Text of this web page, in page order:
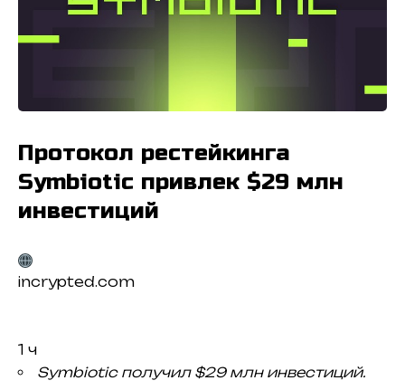
Протокол рестейкинга
Symbiotic привлек $29 млн
инвестиций
incrypted.com
1 ч
Symbiotic получил $29 млн инвестиций.